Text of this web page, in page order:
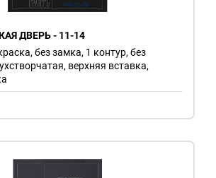
ДВЕРЬ - 11-14
без замка, 1 контур, без
верхняя вставка,